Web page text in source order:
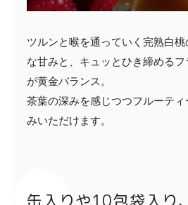
ツルンと喉を通っていく完熟白
な甘みと、キュッとひき締める
が黄金バランス。
茶葉の深みを感じつつフルーテ
みいただけます。